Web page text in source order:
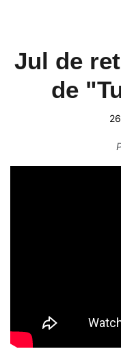
Jul de
de